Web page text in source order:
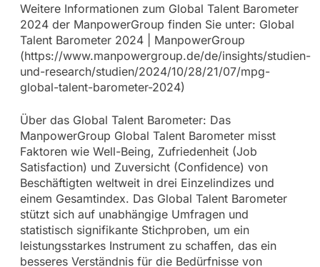
Weitere Informationen zum Global Talent Barometer
2024 der ManpowerGroup finden Sie unter: Global
Talent Barometer 2024 | ManpowerGroup
(https://www.manpowergroup.de/de/insights/studien-
und-research/studien/2024/10/28/21/07/mpg-
global-talent-barometer-2024)
Über das Global Talent Barometer: Das
ManpowerGroup Global Talent Barometer misst
Faktoren wie Well-Being, Zufriedenheit (Job
Satisfaction) und Zuversicht (Confidence) von
Beschäftigten weltweit in drei Einzelindizes und
einem Gesamtindex. Das Global Talent Barometer
stützt sich auf unabhängige Umfragen und
statistisch signifikante Stichproben, um ein
leistungsstarkes Instrument zu schaffen, das ein
besseres Verständnis für die Bedürfnisse von